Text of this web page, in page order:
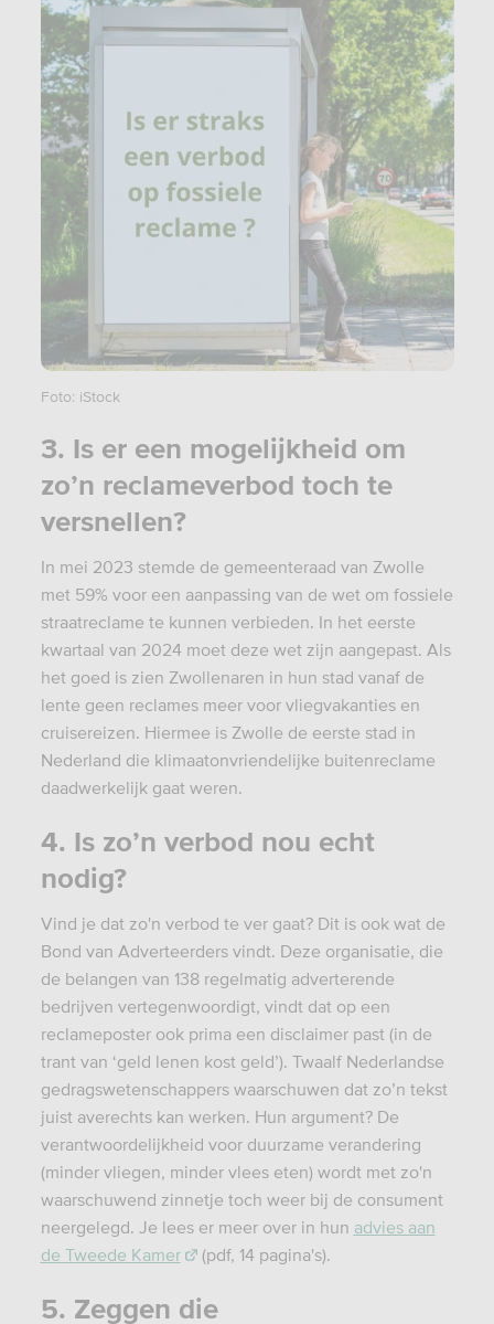
Foto: iStock
3. Is er een mogelijkheid om
zo’n reclameverbod toch te
versnellen?
In mei 2023 stemde de gemeenteraad van Zwolle
met 59% voor een aanpassing van de wet om fossiele
straatreclame te kunnen verbieden. In het eerste
kwartaal van 2024 moet deze wet zijn aangepast. Als
het goed is zien Zwollenaren in hun stad vanaf de
lente geen reclames meer voor vliegvakanties en
cruisereizen. Hiermee is Zwolle de eerste stad in
Nederland die klimaatonvriendelijke buitenreclame
daadwerkelijk gaat weren.
4. Is zo’n verbod nou echt
nodig?
Vind je dat zo'n verbod te ver gaat? Dit is ook wat de
Bond van Adverteerders vindt. Deze organisatie, die
de belangen van 138 regelmatig adverterende
bedrijven vertegenwoordigt, vindt dat op een
reclameposter ook prima een disclaimer past (in de
trant van ‘geld lenen kost geld’). Twaalf Nederlandse
gedragswetenschappers waarschuwen dat zo’n tekst
juist averechts kan werken. Hun argument? De
verantwoordelijkheid voor duurzame verandering
(minder vliegen, minder vlees eten) wordt met zo'n
waarschuwend zinnetje toch weer bij de consument
neergelegd. Je lees er meer over in hun advies aan
de Tweede Kamer
(pdf, 14 pagina's).
5. Zeggen die